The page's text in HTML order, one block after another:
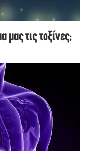
μας τις τοξίνες;